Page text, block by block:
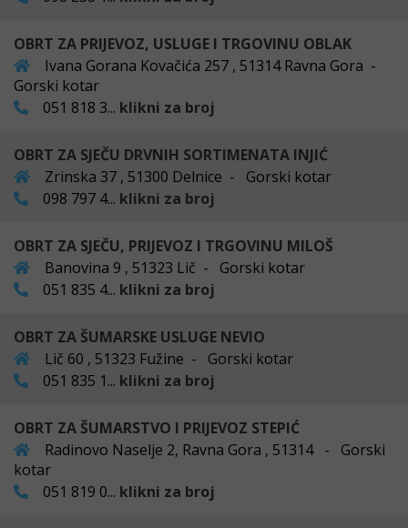
OBRT ZA PRIJEVOZ, USLUGE I TRGOVINU OBLAK
Ivana Gorana Kovačića 257 , 51314 Ravna Gora -
Gorski kotar
051 818 3... klikni za broj
OBRT ZA SJEČU DRVNIH SORTIMENATA INJIĆ
Zrinska 37 , 51300 Delnice - Gorski kotar
098 797 4... klikni za broj
OBRT ZA SJEČU, PRIJEVOZ I TRGOVINU MILOŠ
Banovina 9 , 51323 Lič - Gorski kotar
051 835 4... klikni za broj
OBRT ZA ŠUMARSKE USLUGE NEVIO
Lič 60 , 51323 Fužine - Gorski kotar
051 835 1... klikni za broj
OBRT ZA ŠUMARSTVO I PRIJEVOZ STEPIĆ
Radinovo Naselje 2, Ravna Gora , 51314 - Gorski
kotar
051 819 0... klikni za broj